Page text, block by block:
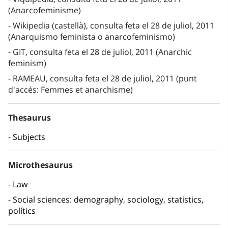
(Anarcofeminisme)
Wikipedia (castellà), consulta feta el 28 de juliol, 2011
(Anarquismo feminista o anarcofeminismo)
GIT, consulta feta el 28 de juliol, 2011 (Anarchic
feminism)
RAMEAU, consulta feta el 28 de juliol, 2011 (punt
d'accés: Femmes et anarchisme)
Thesaurus
Subjects
Microthesaurus
Law
Social sciences: demography, sociology, statistics,
polítics